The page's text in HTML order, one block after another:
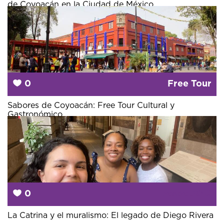
de Coyoacán en la Ciudad de México
0 Free Tour
Sabores de Coyoacán: Free Tour Cultural y
Gastronómico
0
La Catrina y el muralismo: El legado de Diego Rivera